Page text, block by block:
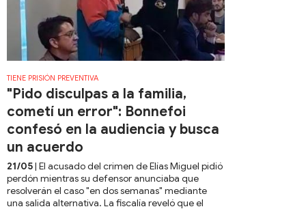
TIENE PRISIÓN PREVENTIVA
"Pido disculpas a la familia,
cometí un error": Bonnefoi
confesó en la audiencia y busca
un acuerdo
21/05| El acusado del crimen de Elías Miguel pidió
perdón mientras su defensor anunciaba que
resolverán el caso "en dos semanas" mediante
una salida alternativa. La fiscalía reveló que el